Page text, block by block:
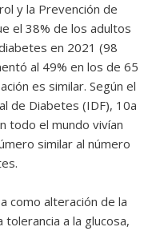
y la Prevención de
el 38% de los adultos
en 2021 (98
al 49% en los de 65
es similar. Según el
de Diabetes (IDF), 10a
todo el mundo vivían
similar al número
como alteración de la
tolerancia a la glucosa,